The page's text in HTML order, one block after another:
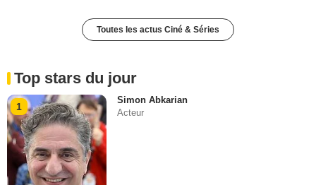
Toutes les actus Ciné & Séries
Top stars du jour
1
Simon Abkarian
Acteur